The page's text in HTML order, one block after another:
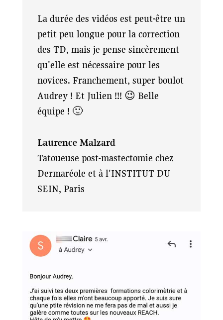
La durée des vidéos est peut-être un
petit peu longue pour la correction
des TD, mais je pense sincèrement
qu'elle est nécessaire pour les
novices. Franchement, super boulot
Audrey ! Et Julien !!! 😉 Belle
équipe ! 🙂
Laurence Malzard
Tatoueuse post-mastectomie chez
Dermaréole et à l'INSTITUT DU
SEIN, Paris